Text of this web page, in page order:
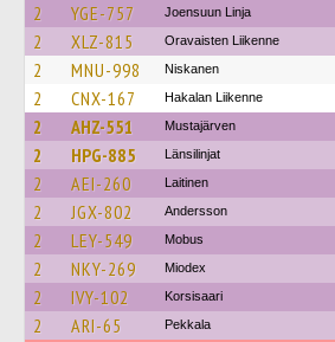
2 YGE-757 Joensuun Linja
2 XLZ-815 Oravaisten Liikenne
2 MNU-998 Niskanen
2 CNX-167 Hakalan Liikenne
2 AHZ-551 Mustajärven
2 HPG-885 Länsilinjat
2 AEI-260 Laitinen
2 JGX-802 Andersson
2 LEY-549 Mobus
2 NKY-269 Miodex
2 IVY-102 Korsisaari
2 ARI-65 Pekkala